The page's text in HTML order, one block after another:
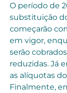
O período de
substituição
começarão
em vigor,
serão
reduzidas. Já
as alíquotas
Finalmente,